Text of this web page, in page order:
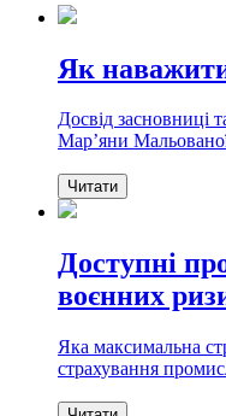
Як
Досвід засновниці
Марʼяни
Читати
Доступні
воєнних
Яка максимальна
страхування